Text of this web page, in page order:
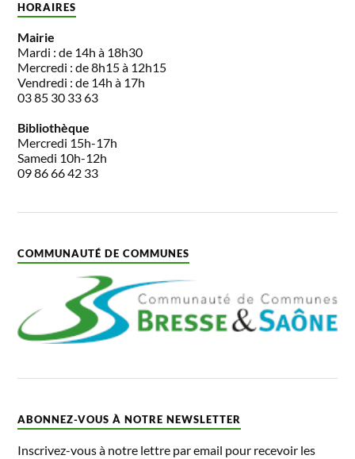
HORAIRES
Mairie
Mardi : de 14h à 18h30
Mercredi : de 8h15 à 12h15
Vendredi : de 14h à 17h
03 85 30 33 63
Bibliothèque
Mercredi 15h-17h
Samedi 10h-12h
09 86 66 42 33
COMMUNAUTÉ DE COMMUNES
ABONNEZ-VOUS À NOTRE NEWSLETTER
Inscrivez-vous à notre lettre par email pour recevoir les